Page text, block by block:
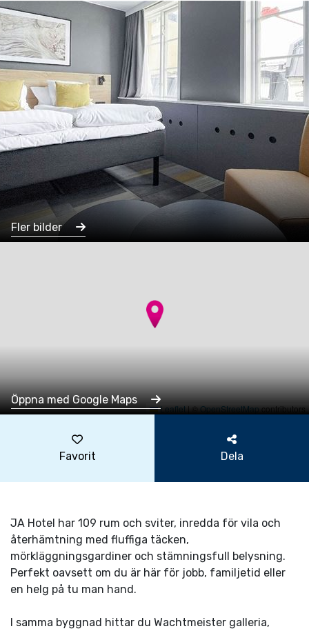
Fler bilder
Leaflet|©OpenStreetMapcontributors
Öppna med Google Maps
Favorit Dela
JA Hotel har 109 rum och sviter, inredda för vila och
återhämtning med fluffiga täcken,
mörkläggningsgardiner och stämningsfull belysning.
Perfekt oavsett om du är här för jobb, familjetid eller
en helg på tu man hand.
I samma byggnad hittar du Wachtmeister galleria,